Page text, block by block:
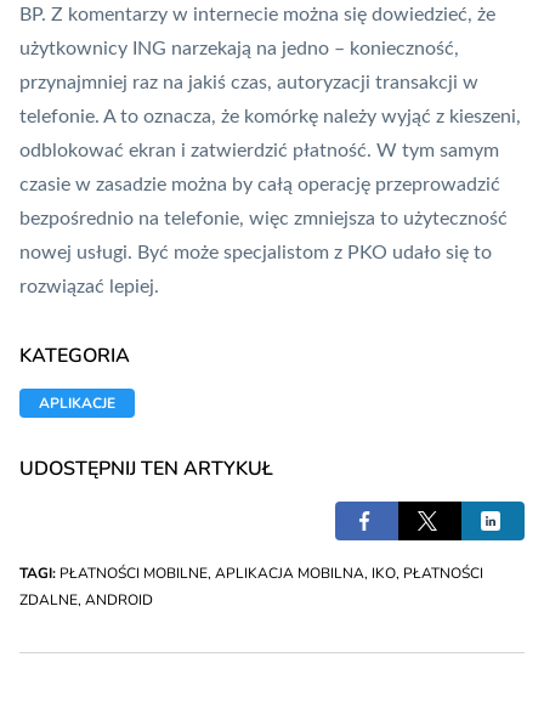
BP. Z komentarzy w internecie można się dowiedzieć, że
użytkownicy ING narzekają na jedno – konieczność,
przynajmniej raz na jakiś czas, autoryzacji transakcji w
telefonie. A to oznacza, że komórkę należy wyjąć z kieszeni,
odblokować ekran i zatwierdzić płatność. W tym samym
czasie w zasadzie można by całą operację przeprowadzić
bezpośrednio na telefonie, więc zmniejsza to użyteczność
nowej usługi. Być może specjalistom z PKO udało się to
rozwiązać lepiej.
KATEGORIA
APLIKACJE
UDOSTĘPNIJ TEN ARTYKUŁ
TAGI: PŁATNOŚCI MOBILNE, APLIKACJA MOBILNA, IKO, PŁATNOŚCI
ZDALNE, ANDROID